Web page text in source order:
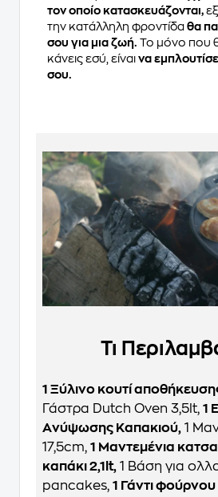
τον οποίο κατασκευάζονται,
την κατάλληλη φροντίδα θα
σου για μια ζωή. Το μόνο που
κάνεις εσύ, είναι να
σου.
Τι
1 Ξύλινο κουτί
Γάστρα Dutch Oven 3,5lt, 1
Aνύψωσης Καπακιού, 1
17,5cm, 1 Μαντεμένια
καπάκι 2,1lt, 1 Βάση για
pancakes, 1 Γάντι